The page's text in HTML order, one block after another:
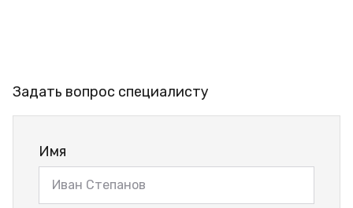
Задать вопрос специалисту
Имя